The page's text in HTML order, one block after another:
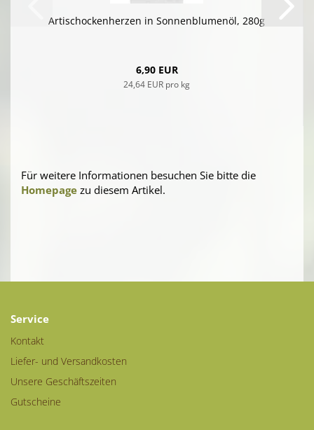
Artischockenherzen in Sonnenblumenöl, 280g
6,90 EUR
24,64 EUR pro kg
Für weitere Informationen besuchen Sie bitte die
Homepage zu diesem Artikel.
Service
Kontakt
Liefer- und Versandkosten
Unsere Geschäftszeiten
Gutscheine